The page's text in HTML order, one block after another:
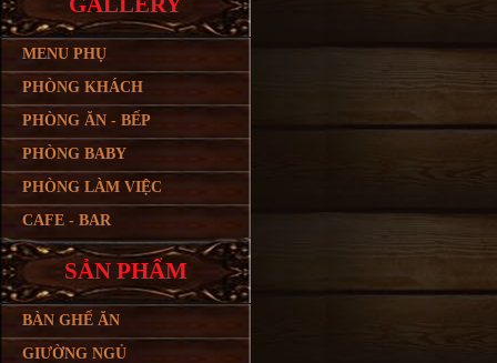
MENU PHỤ
PHÒNG KHÁCH
PHÒNG ĂN - BẾP
PHÒNG BABY
PHÒNG LÀM VIỆC
CAFE - BAR
SẢN PHẨM
BÀN GHẾ ĂN
GIƯỜNG NGỦ